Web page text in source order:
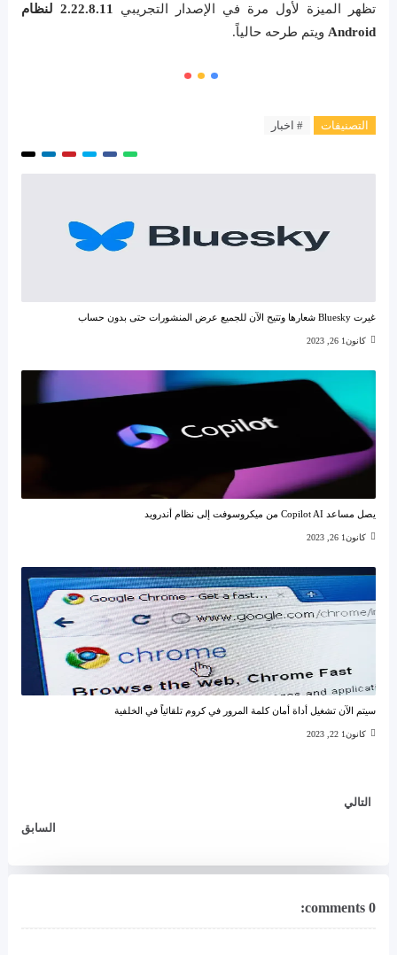
تظهر الميزة لأول مرة في الإصدار التجريبي
2.22.8.11 لنظام
Android ويتم طرحه حالياً.
التصنيفات # اخبار
غيرت Bluesky شعارها وتتيح الآن للجميع عرض المنشورات حتى بدون حساب
كانون1 26, 2023
يصل مساعد Copilot AI من ميكروسوفت إلى نظام أندرويد
كانون1 26, 2023
سيتم الآن تشغيل أداة أمان كلمة المرور في كروم تلقائياً في الخلفية
كانون1 22, 2023
التالي
السابق
0 comments: